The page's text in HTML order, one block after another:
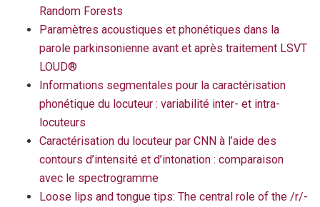
Random Forests
Paramètres acoustiques et phonétiques dans la
parole parkinsonienne avant et après traitement LSVT
LOUD®
Informations segmentales pour la caractérisation
phonétique du locuteur : variabilité inter- et intra-
locuteurs
Caractérisation du locuteur par CNN à l’aide des
contours d’intensité et d’intonation : comparaison
avec le spectrogramme
Loose lips and tongue tips: The central role of the /r/-